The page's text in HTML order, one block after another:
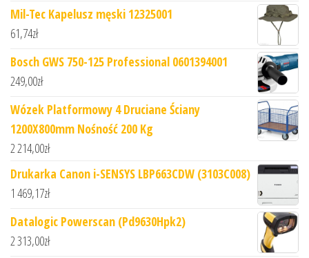
Mil-Tec Kapelusz męski 12325001
61,74zł
Bosch GWS 750-125 Professional 0601394001
249,00zł
Wózek Platformowy 4 Druciane Ściany
1200X800mm Nośność 200 Kg
2 214,00zł
Drukarka Canon i-SENSYS LBP663CDW (3103C008)
1 469,17zł
Datalogic Powerscan (Pd9630Hpk2)
2 313,00zł